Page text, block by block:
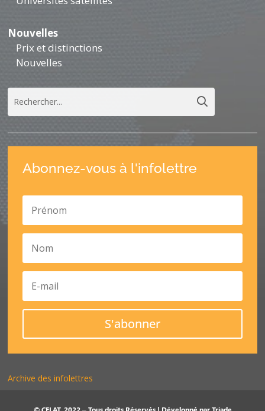
Nouvelles
Prix et distinctions
Nouvelles
Abonnez-vous à l'infolettre
S'abonner
Archive des infolettres
© CELAT, 2022 – Tous droits Réservés | Développé parTriade